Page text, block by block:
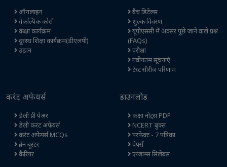
ऑनलाइन
वैकल्पिक कोर्स
कक्षा कार्यक्रम
दूरस्थ शिक्षा कार्यक्रम(डीएलपी)
उड़ान
बैच डिटेल्स
शुल्क विवरण
यूपीएससी में अक्सर पूछे जाने वाले प्रश्न
(FAQs)
परीक्षा
नवीनतम सूचनाएं
टेस्ट सीरीज परिणाम
करंट अफेयर्स
डेली प्री पेअर
डेली करंट अफेयर्स
करंट अफेयर्स MCQs
ब्रेन बूस्टर
कैरियर
डाउनलोड
कक्षा नोट्स PDF
NCERT बुक्स
परफेक्ट - 7 पत्रिका
पेपर्स
एग्जाम्स सिलेबस